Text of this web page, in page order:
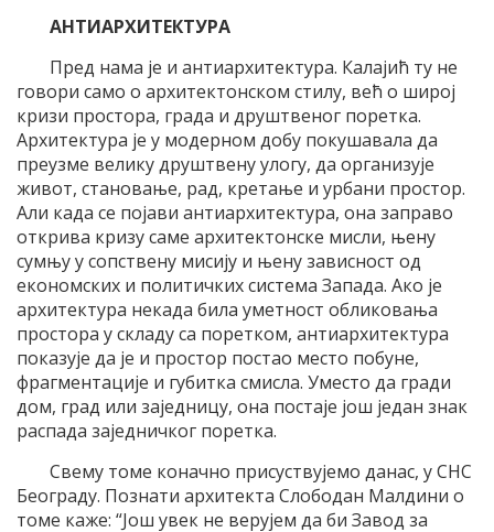
AНТИАРХИТЕКТУРА
Пред нама је и антиархитектура. Калајић ту не
говори само о архитектонском стилу, већ о широј
кризи простора, града и друштвеног поретка.
Архитектура је у модерном добу покушавала да
преузме велику друштвену улогу, да организује
живот, становање, рад, кретање и урбани простор.
Али када се појави антиархитектура, она заправо
открива кризу саме архитектонске мисли, њену
сумњу у сопствену мисију и њену зависност од
економских и политичких система Запада. Ако је
архитектура некада била уметност обликовања
простора у складу са поретком, антиархитектура
показује да је и простор постао место побуне,
фрагментације и губитка смисла. Уместо да гради
дом, град или заједницу, она постаје још један знак
распада заједничког поретка.
Свему томе коначно присуствујемо данас, у СНС
Београду. Познати архитекта Слободан Малдини о
томе каже: “Још увек не верујем да би Завод за